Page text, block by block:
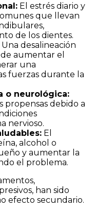
El estrés diario y
que llevan
de los dientes.
desalineación
aumentar el
una
fuerzas durante la
o neurológica:
propensas debido a
nervioso.
El
alcohol o
y aumentar la
el problema.
han sido
efecto secundario.